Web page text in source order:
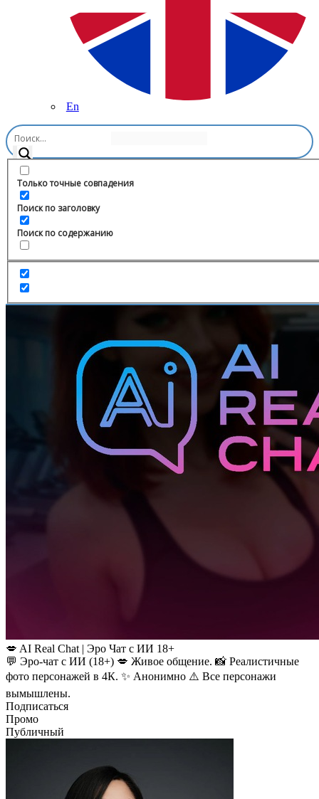
En
Только точные совпадения
Поиск по заголовку
Поиск по содержанию
Главная
Лаврова
💋 AI Real Chat | Эро Чат с ИИ 18+
💬 Эро-чат с ИИ (18+) 💋 Живое общение. 📸 Реалистичные
фото персонажей в 4К. ✨ Анонимно ⚠️ Все персонажи
вымышлены.
Подписаться
Промо
Публичный